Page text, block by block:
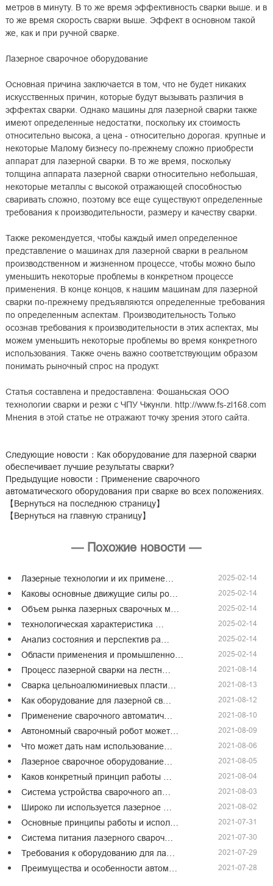
метров в минуту. В то же время эффективность сварки выше. и в
то же время скорость сварки выше. Эффект в основном такой
же, как и при ручной сварке.
Лазерное сварочное оборудование
Основная причина заключается в том, что не будет никаких
искусственных причин, которые будут вызывать различия в
эффектах сварки. Однако машины для лазерной сварки также
имеют определенные недостатки, поскольку их стоимость
относительно высока, а цена - относительно дорогая. крупные и
некоторые Малому бизнесу по-прежнему сложно приобрести
аппарат для лазерной сварки. В то же время, поскольку
толщина аппарата лазерной сварки относительно небольшая,
некоторые металлы с высокой отражающей способностью
сваривать сложно, поэтому все еще существуют определенные
требования к производительности, размеру и качеству сварки.
Также рекомендуется, чтобы каждый имел определенное
представление о машинах для лазерной сварки в реальном
производственном и жизненном процессе, чтобы можно было
уменьшить некоторые проблемы в конкретном процессе
применения. В конце концов, к нашим машинам для лазерной
сварки по-прежнему предъявляются определенные требования
по определенным аспектам. Производительность Только
осознав требования к производительности в этих аспектах, мы
можем уменьшить некоторые проблемы во время конкретного
использования. Также очень важно соответствующим образом
понимать рыночный спрос на продукт.
Статья составлена и предоставлена: Фошаньская ООО
технологии сварки и резки с ЧПУ Чжунли. http://www.fs-zl168.com
Мнения в этой статье не отражают точку зрения этого сайта.
Следующие новости ：Как оборудование для лазерной сварки
обеспечивает лучшие результаты сварки?
Предыдущие новости ：Применение сварочного
автоматического оборудования при сварке во всех положениях.
【Вернуться на последнюю страницу】
【Вернуться на главную страницу】
— Похожие новости —
Лазерные технологии и их примене… 2025-02-14
Каковы основные движущие силы ро… 2025-02-14
Объем рынка лазерных сварочных м… 2025-02-14
технологическая характеристика … 2025-02-14
Анализ состояния и перспектив ра… 2025-02-14
Области применения и промышленно… 2025-02-14
Процесс лазерной сварки на лестн… 2021-08-14
Сварка цельноалюминиевых пласти… 2021-08-13
Как оборудование для лазерной св… 2021-08-12
Применение сварочного автоматич… 2021-08-10
Автономный сварочный робот может… 2021-08-09
Что может дать нам использование… 2021-08-06
Лазерное сварочное оборудование… 2021-08-05
Каков конкретный принцип работы … 2021-08-04
Система устройства сварочного ап… 2021-08-03
Широко ли используется лазерное … 2021-08-02
Основные принципы работы и испол… 2021-07-31
Система питания лазерного свароч… 2021-07-30
Требования к оборудованию для ла… 2021-07-29
Преимущества и особенности автом… 2021-07-28